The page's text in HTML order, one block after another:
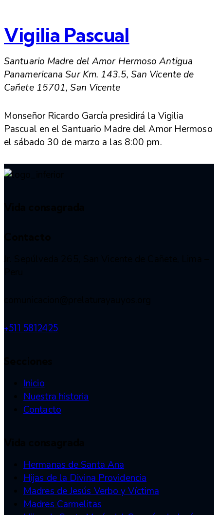
Vigilia Pascual
Santuario Madre del Amor HermosoAntigua
Panamericana Sur Km. 143.5, San Vicente de
Cañete 15701, San Vicente
Monseñor Ricardo García presidirá la Vigilia
Pascual en el Santuario Madre del Amor Hermoso
el sábado 30 de marzo a las 8:00 pm.
+511 5812425
Inicio
Nuestra historia
Contacto
Hermanas de Santa Ana
Hijas de la Divina Providencia
Madres de Jesús Verbo y Víctima
Madres Carmelitas